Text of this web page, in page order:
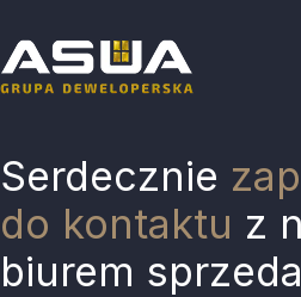
Serdecznie
do kontaktu z
biurem